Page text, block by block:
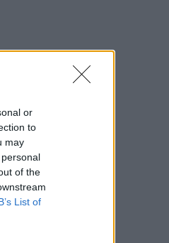
or
to
may
of the
List of